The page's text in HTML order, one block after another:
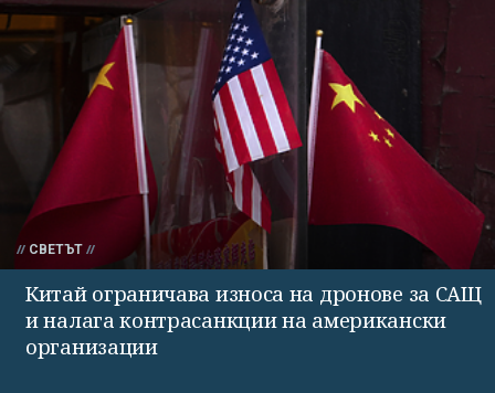
СВЕТЪТ
Китай ограничава износа на дронове за САЩ
и налага контрасанкции на американски
организации